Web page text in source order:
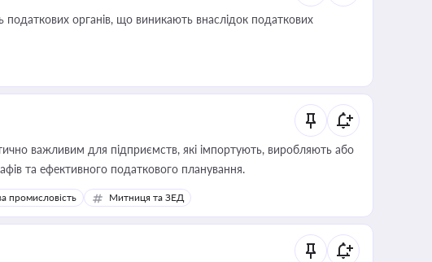
органів, що виникають внаслідок податкових
важливим для підприємств, які імпортують, виробляють або
та ефективного податкового планування.
промисловість Митниця та ЗЕД